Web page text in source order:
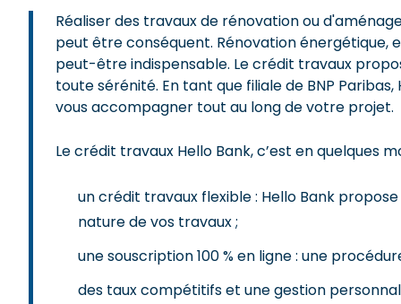
Réaliser des travaux de rénovation ou
peut être conséquent. Rénovation énergétique,
peut-être indispensable. Le crédit travaux
toute sérénité. En tant que filiale de BNP
vous accompagner tout au long de votre projet.
Le crédit travaux Hello Bank, c’est en quelques
un crédit travaux flexible : Hello Bank
nature de vos travaux ;
une souscription 100 % en ligne : une
des taux compétitifs et une gestion